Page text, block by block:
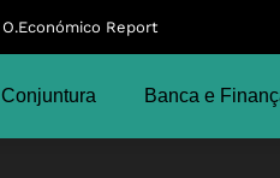
O.Económico Report
Conjuntura Banca e